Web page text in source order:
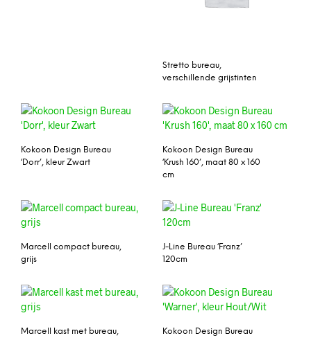
Stretto bureau,
verschillende grijstinten
Kokoon Design Bureau
‘Dorr’, kleur Zwart
Kokoon Design Bureau
‘Krush 160’, maat 80 x 160
cm
Marcell compact bureau,
grijs
J-Line Bureau ‘Franz’
120cm
Marcell kast met bureau,
Kokoon Design Bureau